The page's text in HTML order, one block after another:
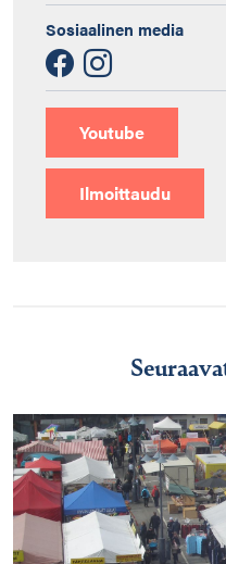
Sosiaalinen media
Youtube
Ilmoittaudu